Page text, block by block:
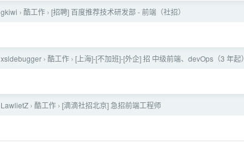
gkiwi › 酷工作 › [招聘] 百度推荐技术研发部 - 前端（社招）
xsldebugger › 酷工作 › [上海]-[不加班]-[外企] 招 中级前端、devOps（3 年起）
LawlietZ › 酷工作 › [滴滴社招北京] 急招前端工程师